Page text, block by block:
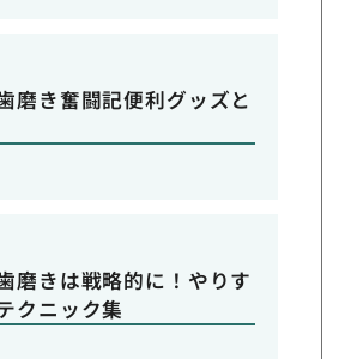
磨き奮闘記便利グッズと
磨きは戦略的に！やりす
クニック集